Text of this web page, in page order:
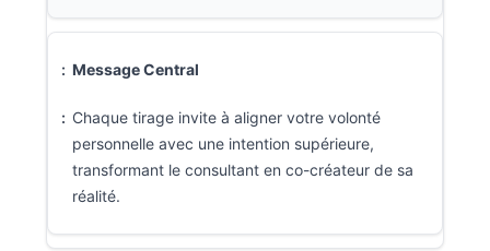
Message Central
Chaque tirage invite à aligner votre volonté
personnelle avec une intention supérieure,
transformant le consultant en co-créateur de sa
réalité.